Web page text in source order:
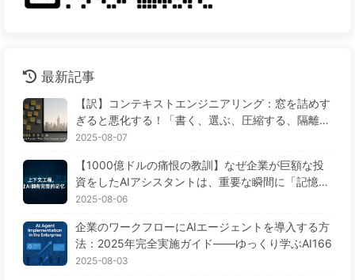
最新記事
【訳】コンテキストエンジニアリング：窓を詰めす
ぎると悪化する！「書く、選ぶ、圧縮する、隔離す
る」の4ステップで、毒を警戒し、干渉や混乱を防
AI170
2025-08-07
【1000億ドルの痛恨の教訓】なぜ企業が巨額な投
資をしたAIアシスタントは、重要な瞬間に「記憶喪
失」に陥り、競合他社は90%の性能向上を実現する
2025-08-06
企業のワークフローにAIエージェントを導入する方
法：2025年完全実施ガイド——ゆっくり学ぶAI166
2025-08-03